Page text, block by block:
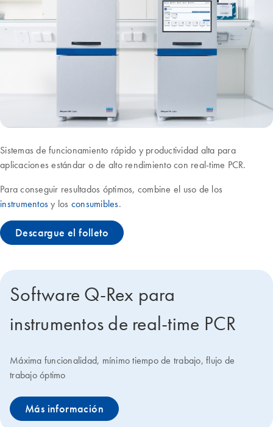
Sistemas de funcionamiento rápido y productividad alta para
aplicaciones estándar o de alto rendimiento con real-time PCR.
Para conseguir resultados óptimos, combine el uso de los
instrumentos y los consumibles.
Descargue el folleto
Software Q-Rex para
instrumentos de real-time PCR
Máxima funcionalidad, mínimo tiempo de trabajo, flujo de
trabajo óptimo
Más información